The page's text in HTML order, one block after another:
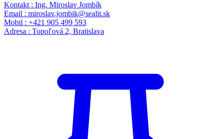
Kontakt : Ing. Miroslav Jombík
Email : miroslav.jombik@sealit.sk
Mobil : +421 905 499 593
Adresa : Topoľová 2, Bratislava